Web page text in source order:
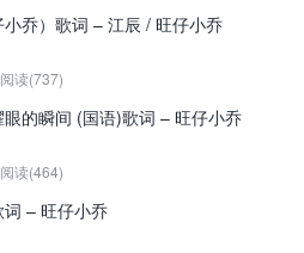
乔）歌词 – 江辰 / 旺仔小乔
阅读(737)
的瞬间 (国语)歌词 – 旺仔小乔
阅读(464)
– 旺仔小乔